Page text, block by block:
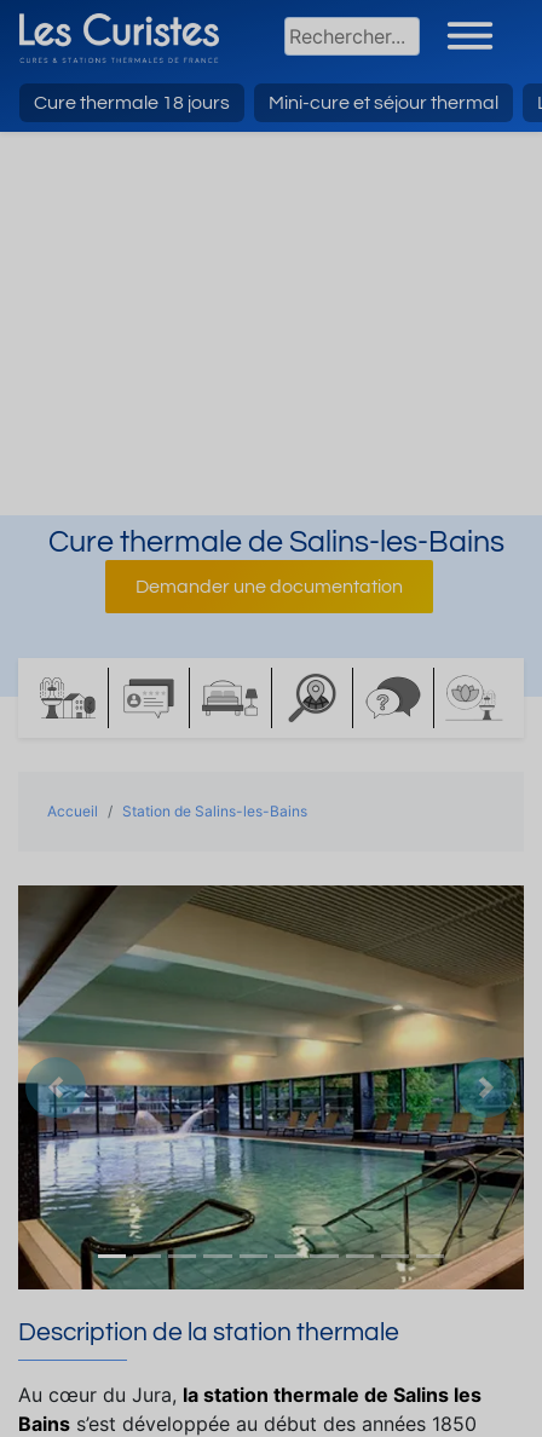
Cure thermale 18 jours Mini-cure et séjour thermal
Cure thermale de Salins-les-Bains
Demander une documentation
Accueil Station de Salins-les-Bains
Précedent
Description de la station thermale
Au cœur du Jura, la station thermale de Salins les
Bains s’est développée au début des années 1850